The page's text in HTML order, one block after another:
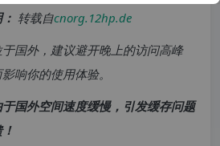
转载自cnorg.12hp.de
国外，建议避开晚上的访问高峰
响你的使用体验。
国外空间速度缓慢，引发缓存问题